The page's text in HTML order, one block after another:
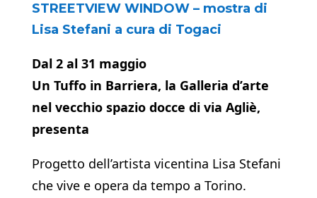
STREETVIEW WINDOW – mostra di
Lisa Stefani a cura di Togaci
Dal 2 al 31 maggio
Un Tuffo in Barriera, la Galleria d’arte
nel vecchio spazio docce di via Agliè,
presenta
Progetto dell’artista vicentina Lisa Stefani
che vive e opera da tempo a Torino.